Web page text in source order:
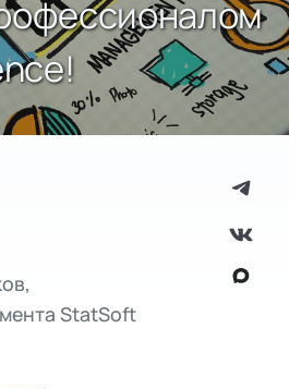
StatSoft